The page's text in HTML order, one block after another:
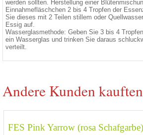
werden sollten. Herstellung einer
Einnahmefläschchen 2 bis 4 Tropfen der
Sie dieses mit 2 Teilen stillem oder
Essig auf.
Wasserglasmethode: Geben Sie 3 bis 4
ein Wasserglas und trinken Sie daraus
verteilt.
Andere Kunden
FES Pink Yarrow (rosa Schafgarbe)